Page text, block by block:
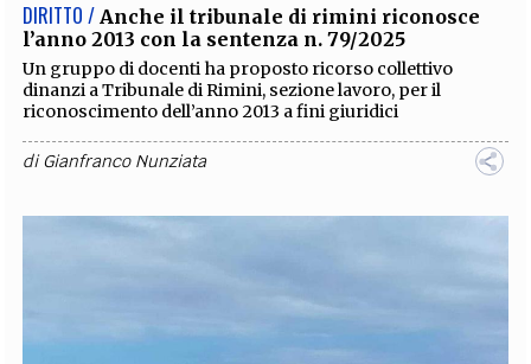
DIRITTO / Anche il tribunale di rimini riconosce
l’anno 2013 con la sentenza n. 79/2025
Un gruppo di docenti ha proposto ricorso collettivo
dinanzi a Tribunale di Rimini, sezione lavoro, per il
riconoscimento dell’anno 2013 a fini giuridici
diGianfranco Nunziata